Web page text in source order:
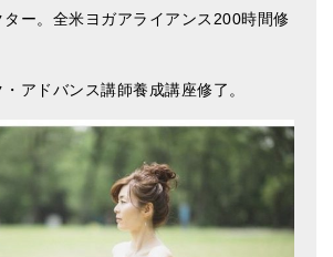
ター。全米ヨガアライアンス200時間修
アドバンス講師養成講座修了。